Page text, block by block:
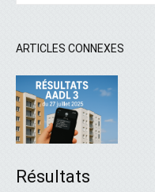
ARTICLES CONNEXES
Résultats